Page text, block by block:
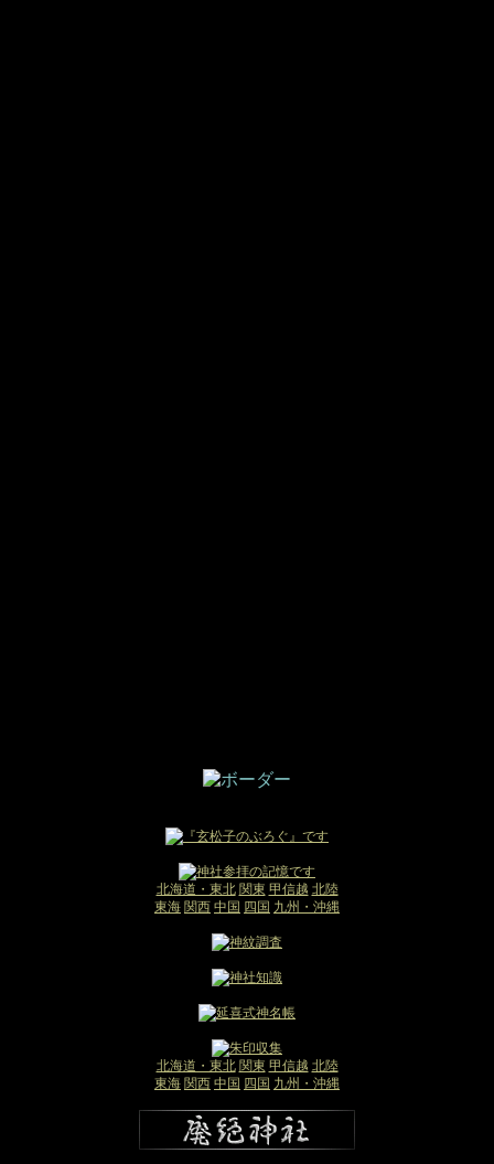
北海道・東北 関東 甲信越 北陸
東海 関西 中国 四国 九州・沖縄
北海道・東北 関東 甲信越 北陸
東海 関西 中国 四国 九州・沖縄